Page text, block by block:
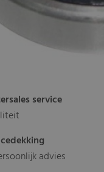
service
advies